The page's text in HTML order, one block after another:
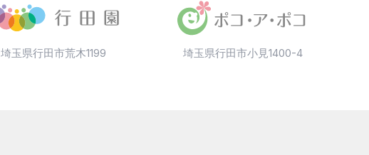
埼玉県行田市荒木1199 埼玉県行田市小見1400-4